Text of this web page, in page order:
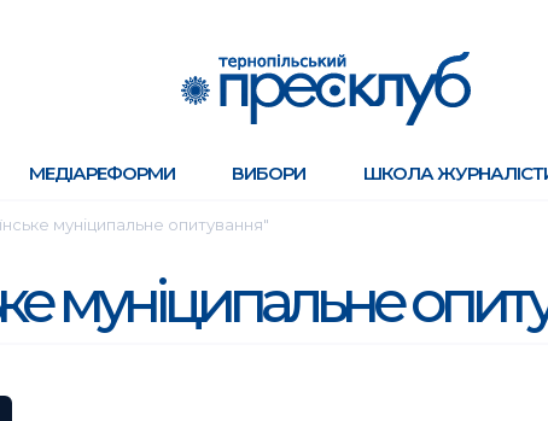
МЕДІАРЕФОРМИ ВИБОРИ ШКОЛА
муніципальне опитування"
муніципальне